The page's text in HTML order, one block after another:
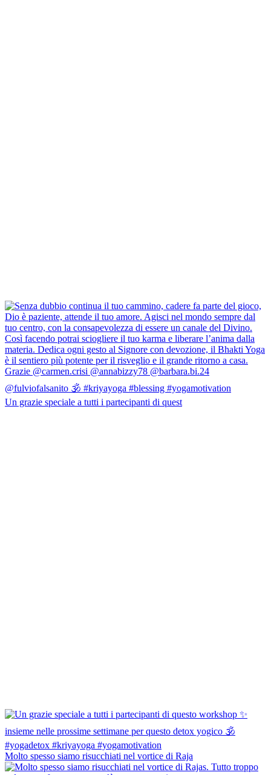
Un grazie speciale a tutti i partecipanti di quest
Molto spesso siamo risucchiati nel vortice di Raja